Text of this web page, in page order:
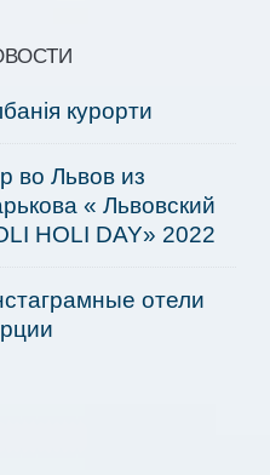
курорти
во Львов из
« Львовский
HOLI DAY» 2022
отели